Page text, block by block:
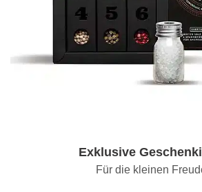
Exklusive
Für die kleinen